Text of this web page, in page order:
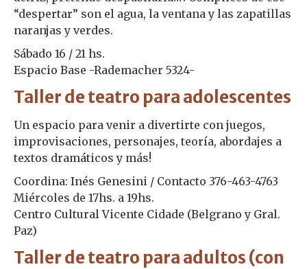
“despertar” son el agua, la ventana y las zapatillas
naranjas y verdes.
Sábado 16 / 21 hs.
Espacio Base -Rademacher 5324-
Taller de teatro para adolescentes
Un espacio para venir a divertirte con juegos,
improvisaciones, personajes, teoría, abordajes a
textos dramáticos y más!
Coordina: Inés Genesini / Contacto 376-463-4763
Miércoles de 17hs. a 19hs.
Centro Cultural Vicente Cidade (Belgrano y Gral.
Paz)
Taller de teatro para adultos (con